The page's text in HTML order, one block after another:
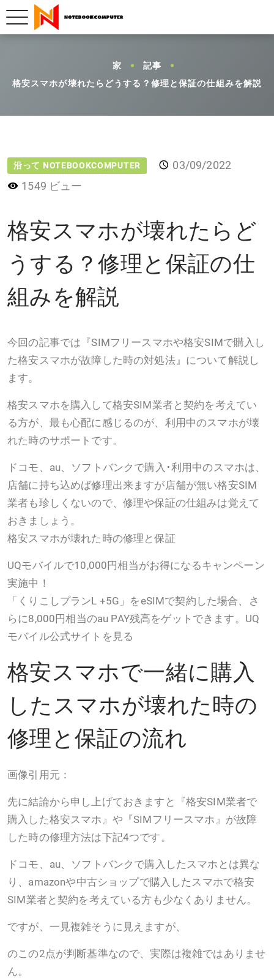
家
記事
格安スマホが壊れたらどうする？修理と保証の仕組みを解説
沿って NOTEBOOKCOMPUTER
03/09/2022
1549 ビュー
格安スマホが壊れたらど
うする？修理と保証の仕
組みを解説
今回の記事では『SIMフリースマホや格安SIMで購入し
た格安スマホが故障した時の対処法』について解説し
ます。
格安スマホを購入して格安SIM業者と契約を考えてい
る方が、最も心配に感じるのが、利用中のスマホが壊
れた時のサポートです。
ドコモ、au、ソフトバンクで購入･利用中のスマホは、
店舗に持ち込めば修理出来ますが店舗が無い格安SIM
業者も珍しくないので、修理や保証の仕組みは覚えて
おきましょう。
格安スマホが壊れた時の修理と保証
UQモバイルで10,000円相当がお得になるキャンペーン
実施中！
「くりこしプランL +5G」をeSIMで契約した場合、さ
らに8,000円相当のau PAY残高をゲットできます。UQ
モバイル公式サイトを見る
格安スマホで一緒に購入
したスマホが壊れた時の
修理と保証の流れ
画像引用元：
先に結論から申し上げておきますと『格安SIM業者で
購入した格安スマホ』や『SIMフリースマホ』が故障
した時の修理方法は下記4つです。
ドコモ、au、ソフトバンクで購入したスマホとは異な
り、amazonや中古ショップで購入したスマホで格安
SIM業者と契約を考えている方も少なくありません。
ですが、一見複雑そうに見えますが、
のこの2点が判断基準なので、実際は複雑ではありませ
ん。